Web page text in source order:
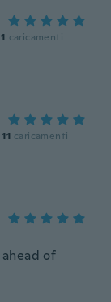
1 caricamenti
11 caricamenti
of